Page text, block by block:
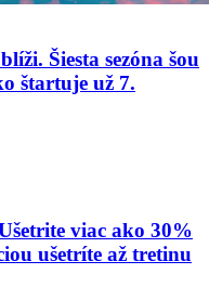
Šiesta sezóna šou
štartuje už 7.
viac ako 30%
ušetríte až tretinu